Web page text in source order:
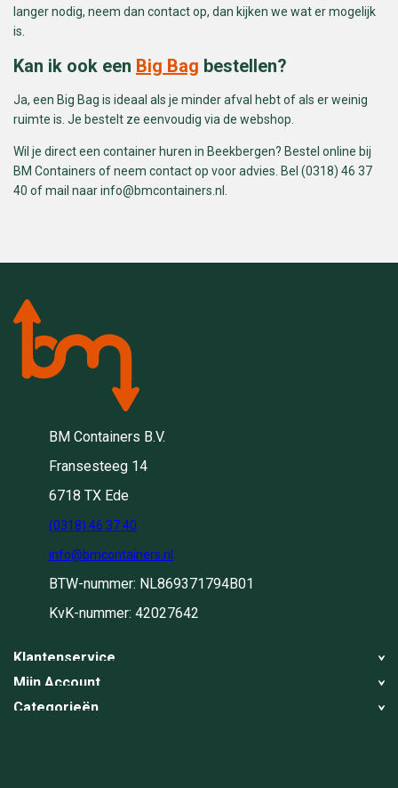
langer nodig, neem dan contact op, dan kijken we wat er mogelijk
is.
Kan ik ook een Big Bag bestellen?
Ja, een Big Bag is ideaal als je minder afval hebt of als er weinig
ruimte is. Je bestelt ze eenvoudig via de webshop.
Wil je direct een container huren in Beekbergen? Bestel online bij
BM Containers of neem contact op voor advies. Bel (0318) 46 37
40 of mail naarinfo@bmcontainers.nl
BM Containers B.V.
Fransesteeg 14
6718 TX Ede
(0318) 46 37 40
info@bmcontainers.nl
BTW-nummer: NL869371794B01
KvK-nummer: 42027642
Klantenservice
Over ons
Mijn Account
Registreren
Categorieën